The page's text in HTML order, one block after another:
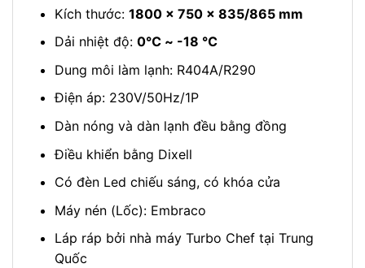
Kích thước: 1800 x 750 x 835/865 mm
Dải nhiệt độ: 0℃ ~ -18 ℃
Dung môi làm lạnh: R404A/R290
Điện áp: 230V/50Hz/1P
Dàn nóng và dàn lạnh đều bằng đồng
Điều khiển bằng Dixell
Có đèn Led chiếu sáng, có khóa cửa
Máy nén (Lốc): Embraco
Láp ráp bởi nhà máy Turbo Chef tại Trung
Quốc